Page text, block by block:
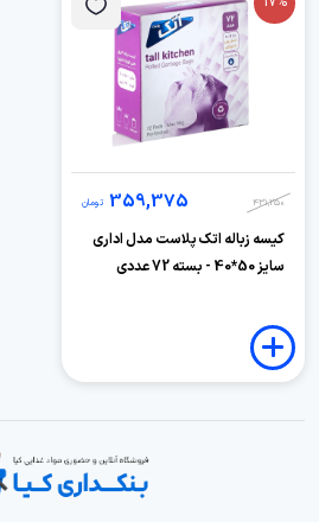
431,250
359,375 تومان
کیسه زباله اتک پلاست مدل اداری
سایز 50*40 - بسته 72 عددی